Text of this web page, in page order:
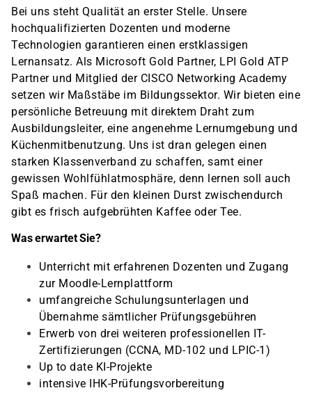
Bei uns steht Qualität an erster Stelle. Unsere
hochqualifizierten Dozenten und moderne
Technologien garantieren einen erstklassigen
Lernansatz. Als Microsoft Gold Partner, LPI Gold ATP
Partner und Mitglied der CISCO Networking Academy
setzen wir Maßstäbe im Bildungssektor. Wir bieten eine
persönliche Betreuung mit direktem Draht zum
Ausbildungsleiter, eine angenehme Lernumgebung und
Küchenmitbenutzung. Uns ist dran gelegen einen
starken Klassenverband zu schaffen, samt einer
gewissen Wohlfühlatmosphäre, denn lernen soll auch
Spaß machen. Für den kleinen Durst zwischendurch
gibt es frisch aufgebrühten Kaffee oder Tee.
Was erwartet Sie?
Unterricht mit erfahrenen Dozenten und Zugang
zur Moodle-Lernplattform
umfangreiche Schulungsunterlagen und
Übernahme sämtlicher Prüfungsgebühren
Erwerb von drei weiteren professionellen IT-
Zertifizierungen (CCNA, MD-102 und LPIC-1)
Up to date KI-Projekte
intensive IHK-Prüfungsvorbereitung